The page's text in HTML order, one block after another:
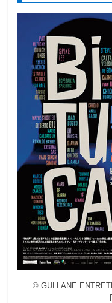
ン
で
© GULLANE